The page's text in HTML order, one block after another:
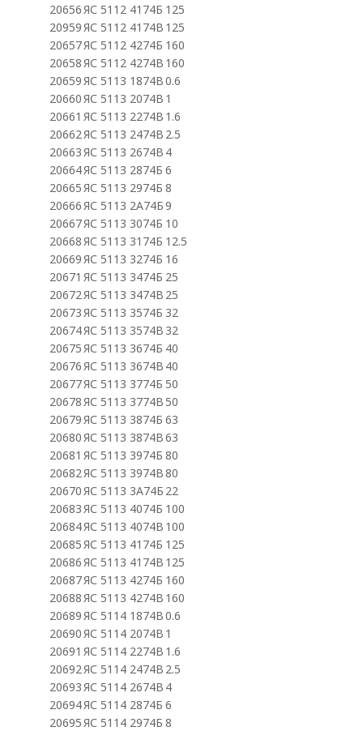
20656ЯС 5112 4174Б 125
20959ЯС 5112 4174В 125
20657ЯС 5112 4274Б 160
20658ЯС 5112 4274В 160
20659ЯС 5113 1874В0.6
20660ЯС 5113 2074В 1
20661 ЯС 5113 2274В 1.6
20662ЯС 5113 2474В 2.5
20663ЯС 5113 2674В 4
20664ЯС 5113 2874Б 6
20665ЯС 5113 2974Б 8
20666ЯС 5113 2А74Б9
20667ЯС 5113 3074Б 10
20668ЯС 5113 3174Б 12.5
20669ЯС 5113 3274Б 16
20671 ЯС 5113 3474Б 25
20672ЯС 5113 3474В 25
20673ЯС 5113 3574Б 32
20674ЯС 5113 3574В32
20675ЯС 5113 3674Б 40
20676ЯС 5113 3674В 40
20677ЯС 5113 3774Б 50
20678ЯС 5113 3774В50
20679ЯС 5113 3874Б 63
20680ЯС 5113 3874В63
20681 ЯС 5113 3974Б 80
20682ЯС 5113 3974В80
20670ЯС 5113 3А74Б 22
20683ЯС 5113 4074Б 100
20684ЯС 5113 4074В 100
20685ЯС 5113 4174Б 125
20686ЯС 5113 4174В 125
20687ЯС 5113 4274Б 160
20688ЯС 5113 4274В 160
20689ЯС 5114 1874В0.6
20690ЯС 5114 2074В 1
20691 ЯС 5114 2274В 1.6
20692ЯС 5114 2474В 2.5
20693ЯС 5114 2674В 4
20694ЯС 5114 2874Б 6
20695ЯС 5114 2974Б 8